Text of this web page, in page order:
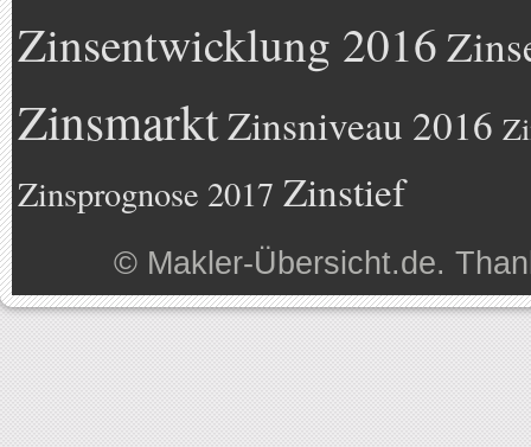
Zinsentwicklung 2016
ZinsmarktZinsniveau 2016
Zinsprognose 2017 Zinstief
© Makler-Übersicht.de.